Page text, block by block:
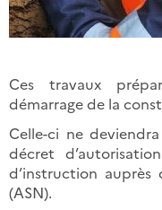
Ces travaux
démarrage de la
Celle-ci ne
décret
d’instruction auprès
(ASN).